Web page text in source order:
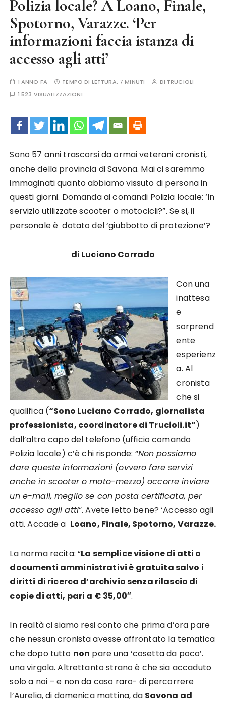
Polizia locale? A Loano, Finale,
Spotorno, Varazze. ‘Per
informazioni faccia istanza di
accesso agli atti’
1 ANNO FA TEMPO DI LETTURA: 7 MINUTI DI TRUCIOLI
1.523 VISUALIZZAZIONI
Sono 57 anni trascorsi da ormai veterani cronisti,
anche della provincia di Savona. Mai ci saremmo
immaginati quanto abbiamo vissuto di persona in
questi giorni. Domanda ai comandi Polizia locale: ‘In
servizio utilizzate scooter o motocicli?”. Se si, il
personale è dotato del ‘giubbotto di protezione’?
di Luciano Corrado
Con una
inattesa
e
sorprend
ente
esperienz
a. Al
cronista
che si
qualifica (“Sono Luciano Corrado, giornalista
professionista, coordinatore di Trucioli.it”)
dall’altro capo del telefono (ufficio comando
Polizia locale) c’è chi risponde: “Non possiamo
dare queste informazioni (ovvero fare servizi
anche in scooter o moto-mezzo) occorre inviare
un e-mail, meglio se con posta certificata, per
accesso agli atti“. Avete letto bene? ‘Accesso agli
atti. Accade a Loano, Finale, Spotorno, Varazze.
La norma recita: “La semplice visione di atti o
documenti amministrativi è gratuita salvo i
diritti di ricerca d’archivio senza rilascio di
copie di atti, pari a € 35,00″.
In realtà ci siamo resi conto che prima d’ora pare
che nessun cronista avesse affrontato la tematica
che dopo tutto non pare una ‘cosetta da poco’.
una virgola. Altrettanto strano è che sia accaduto
solo a noi – e non da caso raro- di percorrere
l’Aurelia, di domenica mattina, da Savona ad